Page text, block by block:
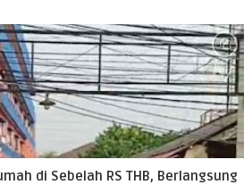
di Sebelah RS THB, Berlangsung